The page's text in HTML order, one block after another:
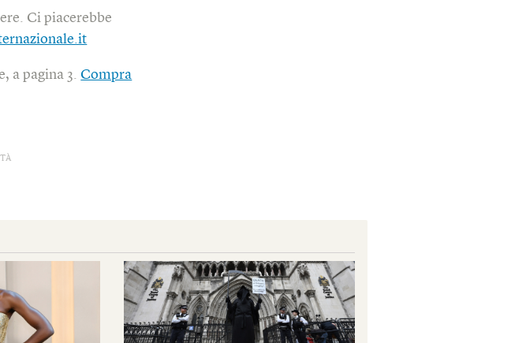
Ci piacerebbe
a pagina 3.Compra